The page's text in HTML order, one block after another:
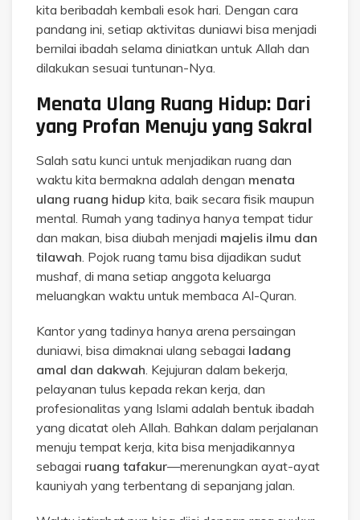
kita beribadah kembali esok hari. Dengan cara
pandang ini, setiap aktivitas duniawi bisa menjadi
bernilai ibadah selama diniatkan untuk Allah dan
dilakukan sesuai tuntunan-Nya.
Menata Ulang Ruang Hidup: Dari
yang Profan Menuju yang Sakral
Salah satu kunci untuk menjadikan ruang dan
waktu kita bermakna adalah dengan menata
ulang ruang hidup kita, baik secara fisik maupun
mental. Rumah yang tadinya hanya tempat tidur
dan makan, bisa diubah menjadi majelis ilmu dan
tilawah . Pojok ruang tamu bisa dijadikan sudut
mushaf, di mana setiap anggota keluarga
meluangkan waktu untuk membaca Al-Quran.
Kantor yang tadinya hanya arena persaingan
duniawi, bisa dimaknai ulang sebagai ladang
amal dan dakwah . Kejujuran dalam bekerja,
pelayanan tulus kepada rekan kerja, dan
profesionalitas yang Islami adalah bentuk ibadah
yang dicatat oleh Allah. Bahkan dalam perjalanan
menuju tempat kerja, kita bisa menjadikannya
sebagai ruang tafakur—merenungkan ayat-ayat
kauniyah yang terbentang di sepanjang jalan.